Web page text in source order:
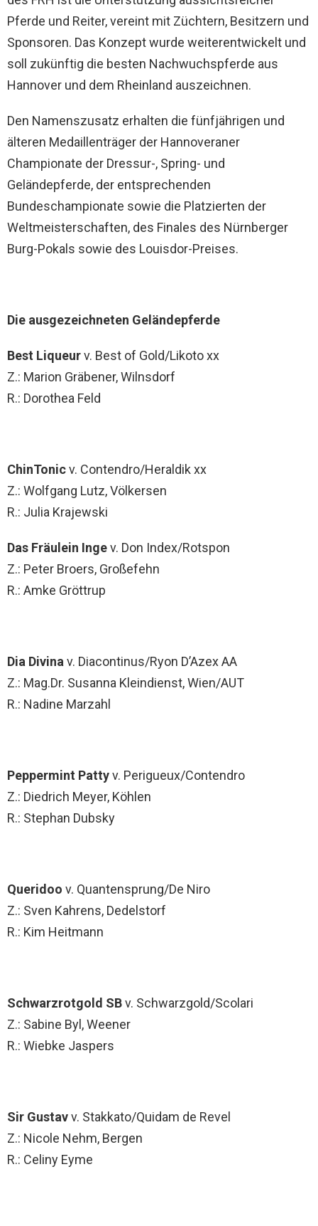
Pferde und Reiter, vereint mit Züchtern, Besitzern und
Sponsoren. Das Konzept wurde weiterentwickelt und
soll zukünftig die besten Nachwuchspferde aus
Hannover und dem Rheinland auszeichnen.
Den Namenszusatz erhalten die fünfjährigen und
älteren Medaillenträger der Hannoveraner
Championate der Dressur-, Spring- und
Geländepferde, der entsprechenden
Bundeschampionate sowie die Platzierten der
Weltmeisterschaften, des Finales des Nürnberger
Burg-Pokals sowie des Louisdor-Preises.
Die ausgezeichneten Geländepferde
Best Liqueurv. Best of Gold/Likoto xx
Z.: Marion Gräbener, Wilnsdorf
R.: Dorothea Feld
ChinTonicv. Contendro/Heraldik xx
Z.: Wolfgang Lutz, Völkersen
R.: Julia Krajewski
Das Fräulein Ingev. Don Index/Rotspon
Z.: Peter Broers, Großefehn
R.: Amke Gröttrup
Dia Divina v. Diacontinus/Ryon D’Azex AA
Z.: Mag.Dr. Susanna Kleindienst, Wien/AUT
R.: Nadine Marzahl
Peppermint Pattyv. Perigueux/Contendro
Z.: Diedrich Meyer, Köhlen
R.: Stephan Dubsky
Queridoo v. Quantensprung/De Niro
Z.: Sven Kahrens, Dedelstorf
R.: Kim Heitmann
Schwarzrotgold SBv. Schwarzgold/Scolari
Z.: Sabine Byl, Weener
R.: Wiebke Jaspers
Sir Gustavv. Stakkato/Quidam de Revel
Z.: Nicole Nehm, Bergen
R.: Celiny Eyme